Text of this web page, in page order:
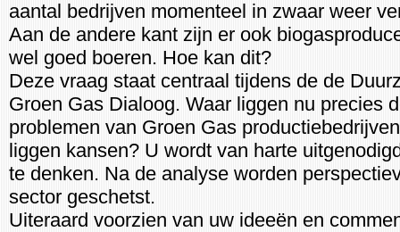
aantal bedrijven momenteel in zwaar weer
Aan de andere kant zijn er ook
wel goed boeren. Hoe kan dit?
Deze vraag staat centraal tijdens de de
Groen Gas Dialoog. Waar liggen nu precies
problemen van Groen Gas
liggen kansen? U wordt van harte
te denken. Na de analyse worden
sector geschetst.
Uiteraard voorzien van uw ideeën en